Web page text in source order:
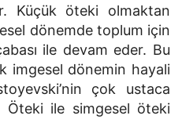
Küçük öteki olmaktan
dönemde toplum için
ile devam eder. Bu
imgesel dönemin hayali
çok ustaca
Öteki ile simgesel öteki